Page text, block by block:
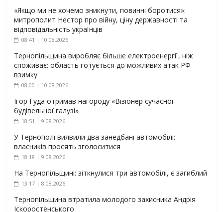
«Якщо ми не хочемо зникнути, повинні боротися»:
митрополит Нестор про війну, ціну державності та
відповідальність українців
08:41 | 10.08.2026
Тернопільщина виробляє більше електроенергії, ніж
споживає: область готується до можливих атак РФ
взимку
08:00 | 10.08.2026
Ігор Гуда отримав нагороду «Візіонер сучасної
будівельної галузі»
18:51 | 9.08.2026
У Тернополі виявили два занедбані автомобілі:
власників просять зголоситися
18:18 | 9.08.2026
На Тернопільщині: зіткнулися три автомобілі, є загиблий
13:17 | 8.08.2026
Тернопільщина втратила молодого захисника Андрія
Іскоростенського